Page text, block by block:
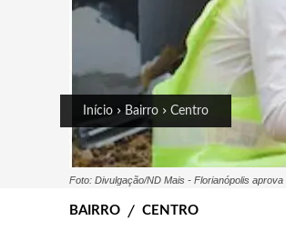
Início Bairro Centro
Foto: Divulgação/ND Mais - Florianópolis
BAIRRO CENTRO